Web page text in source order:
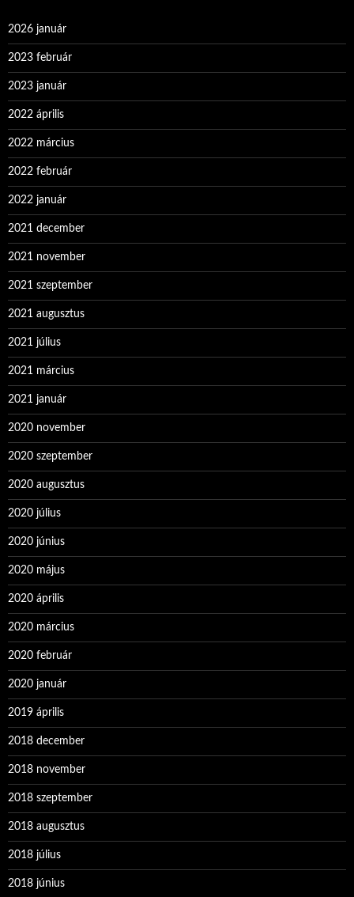
2026 január
2023 február
2023 január
2022 április
2022 március
2022 február
2022 január
2021 december
2021 november
2021 szeptember
2021 augusztus
2021 július
2021 március
2021 január
2020 november
2020 szeptember
2020 augusztus
2020 július
2020 június
2020 május
2020 április
2020 március
2020 február
2020 január
2019 április
2018 december
2018 november
2018 szeptember
2018 augusztus
2018 július
2018 június